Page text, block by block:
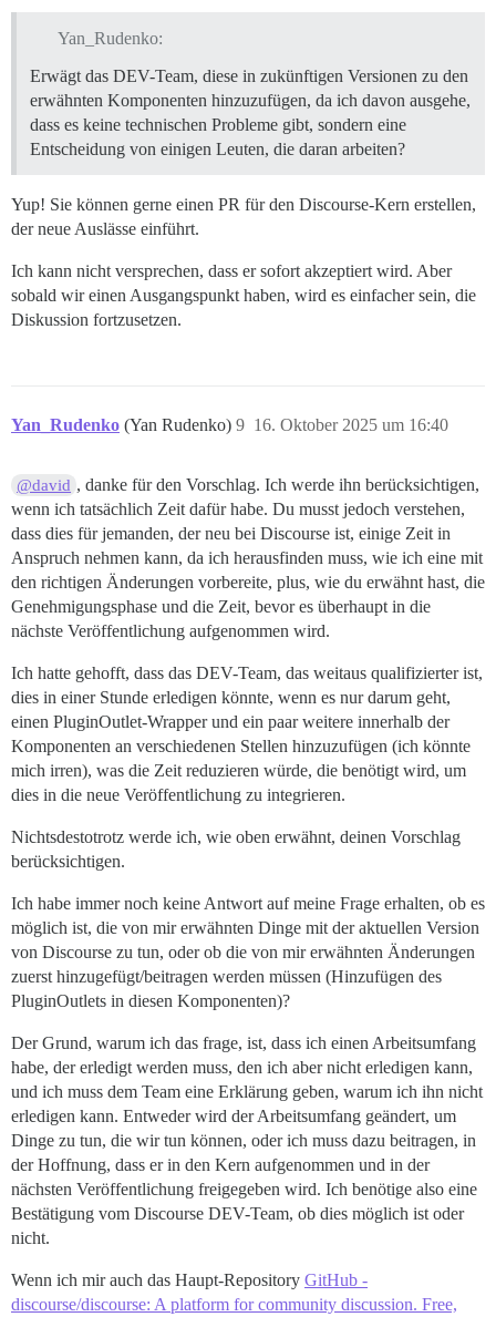
Yan_Rudenko:
Erwägt das DEV-Team, diese in zukünftigen Versionen zu den
erwähnten Komponenten hinzuzufügen, da ich davon ausgehe,
dass es keine technischen Probleme gibt, sondern eine
Entscheidung von einigen Leuten, die daran arbeiten?
Yup! Sie können gerne einen PR für den Discourse-Kern erstellen,
der neue Auslässe einführt.
Ich kann nicht versprechen, dass er sofort akzeptiert wird. Aber
sobald wir einen Ausgangspunkt haben, wird es einfacher sein, die
Diskussion fortzusetzen.
Yan_Rudenko (Yan Rudenko) 16. Oktober 2025 um 16:40
9
@david , danke für den Vorschlag. Ich werde ihn berücksichtigen,
wenn ich tatsächlich Zeit dafür habe. Du musst jedoch verstehen,
dass dies für jemanden, der neu bei Discourse ist, einige Zeit in
Anspruch nehmen kann, da ich herausfinden muss, wie ich eine mit
den richtigen Änderungen vorbereite, plus, wie du erwähnt hast, die
Genehmigungsphase und die Zeit, bevor es überhaupt in die
nächste Veröffentlichung aufgenommen wird.
Ich hatte gehofft, dass das DEV-Team, das weitaus qualifizierter ist,
dies in einer Stunde erledigen könnte, wenn es nur darum geht,
einen PluginOutlet-Wrapper und ein paar weitere innerhalb der
Komponenten an verschiedenen Stellen hinzuzufügen (ich könnte
mich irren), was die Zeit reduzieren würde, die benötigt wird, um
dies in die neue Veröffentlichung zu integrieren.
Nichtsdestotrotz werde ich, wie oben erwähnt, deinen Vorschlag
berücksichtigen.
Ich habe immer noch keine Antwort auf meine Frage erhalten, ob es
möglich ist, die von mir erwähnten Dinge mit der aktuellen Version
von Discourse zu tun, oder ob die von mir erwähnten Änderungen
zuerst hinzugefügt/beitragen werden müssen (Hinzufügen des
PluginOutlets in diesen Komponenten)?
Der Grund, warum ich das frage, ist, dass ich einen Arbeitsumfang
habe, der erledigt werden muss, den ich aber nicht erledigen kann,
und ich muss dem Team eine Erklärung geben, warum ich ihn nicht
erledigen kann. Entweder wird der Arbeitsumfang geändert, um
Dinge zu tun, die wir tun können, oder ich muss dazu beitragen, in
der Hoffnung, dass er in den Kern aufgenommen und in der
nächsten Veröffentlichung freigegeben wird. Ich benötige also eine
Bestätigung vom Discourse DEV-Team, ob dies möglich ist oder
nicht.
Wenn ich mir auch das Haupt-Repository GitHub -
discourse/discourse: A platform for community discussion. Free,